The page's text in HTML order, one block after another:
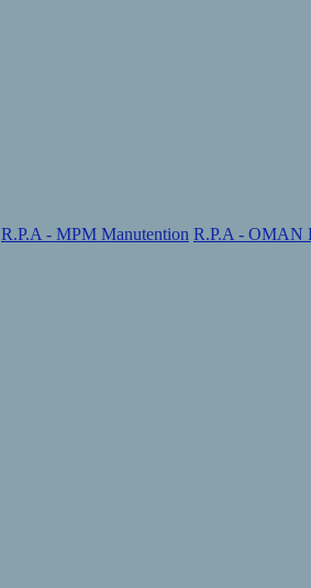
R.P.A - MPM Manutention R.P.A - OMAN